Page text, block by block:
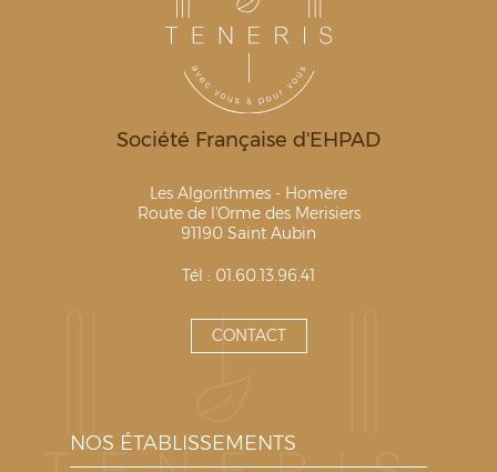
Société Française d'EHPAD
Les Algorithmes - Homère
Route de l'Orme des Merisiers
91190 Saint Aubin
Tél : 01.60.13.96.41
CONTACT
NOS ÉTABLISSEMENTS